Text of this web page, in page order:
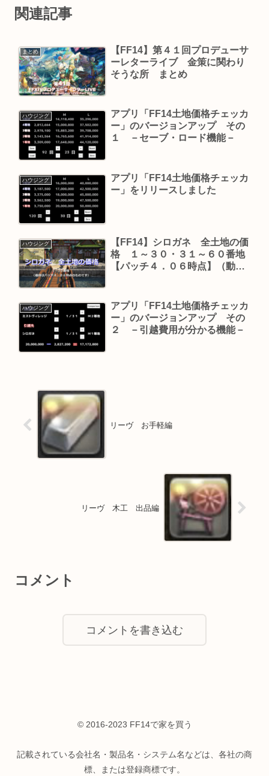
関連記事
まとめ
【FF14】第４１回プロデューサ
ーレターライブ 金策に関わり
そうな所 まとめ
ハウジング
アプリ「FF14土地価格チェッカ
ー」のバージョンアップ その
１ －セーブ・ロード機能－
ハウジング
アプリ「FF14土地価格チェッカ
ー」をリリースしました
ハウジング
【FF14】シロガネ 全土地の価
格 １～３０・３１～６０番地
【パッチ４．０６時点】（動画
ハウジング
アプリ「FF14土地価格チェッカ
ー」のバージョンアップ その
２ －引越費用が分かる機能－
リーヴ お手軽編
リーヴ 木工 出品編
コメント
コメントを書き込む
© 2016-2023 FF14で家を買う
記載されている会社名・製品名・システム名などは、各社の商
標、または登録商標です。